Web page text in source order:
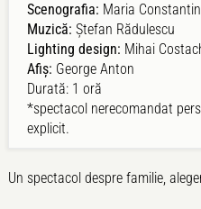
Scenografia: Maria Constantin
Muzică: Ștefan Rădulescu
Lighting design: Mihai
Afiș: George Anton
Durată: 1 oră
*spectacol nerecomandat
explicit.
Un spectacol despre familie,